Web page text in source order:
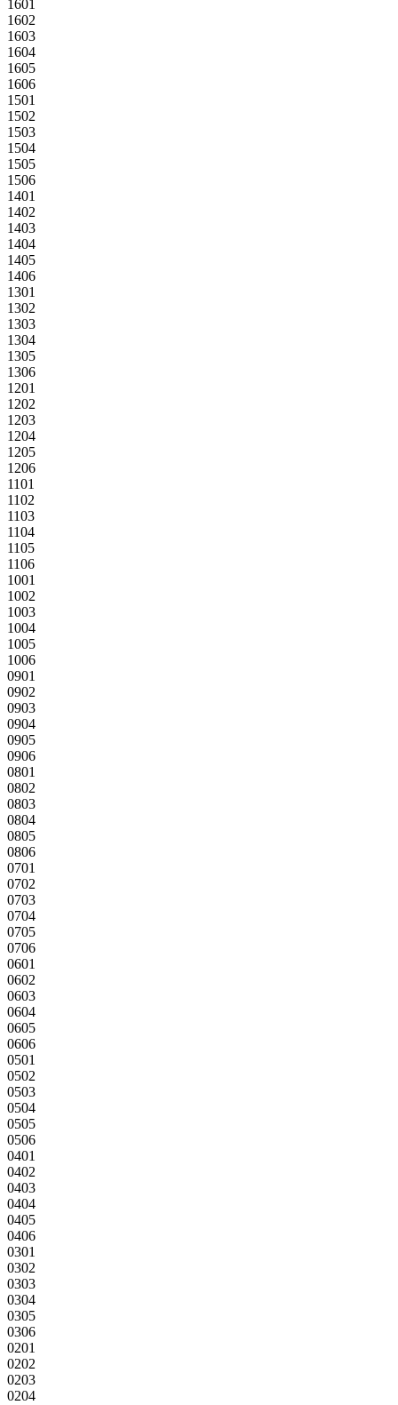
1601
1602
1603
1604
1605
1606
1501
1502
1503
1504
1505
1506
1401
1402
1403
1404
1405
1406
1301
1302
1303
1304
1305
1306
1201
1202
1203
1204
1205
1206
1101
1102
1103
1104
1105
1106
1001
1002
1003
1004
1005
1006
0901
0902
0903
0904
0905
0906
0801
0802
0803
0804
0805
0806
0701
0702
0703
0704
0705
0706
0601
0602
0603
0604
0605
0606
0501
0502
0503
0504
0505
0506
0401
0402
0403
0404
0405
0406
0301
0302
0303
0304
0305
0306
0201
0202
0203
0204